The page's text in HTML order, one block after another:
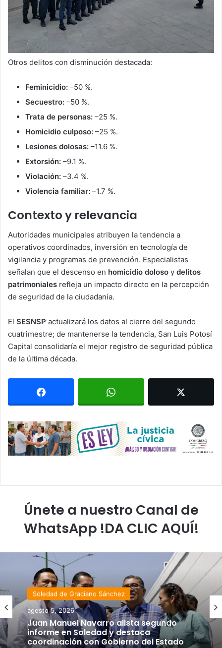
Otros delitos con disminución destacada:
Feminicidio: –50 %.
Secuestro: –50 %.
Trata de personas: –25 %.
Homicidio culposo: –25 %.
Lesiones dolosas: –11.6 %.
Extorsión: –9.1 %.
Violación: –3.4 %.
Violencia familiar: –1.7 %.
Contexto y relevancia
Autoridades municipales atribuyen la tendencia a
operativos coordinados, inversión en tecnología de
vigilancia y programas de prevención. Especialistas
señalan que el descenso en homicidio doloso y delitos
patrimoniales refleja un impacto directo en la percepción
de seguridad de la ciudadanía.
El SESNSP actualizará los datos al cierre del segundo
cuatrimestre; de mantenerse la tendencia, San Luis Potosí
Capital consolidaría el mejor registro de seguridad pública
de la última década.
Únete a nuestro Canal de
WhatsApp !DA CLIC AQUÍ!
Soledad de Graciano Sánchez
agosto 5, 2026
Juan Manuel Navarro alista segundo
informe en Soledad y destaca
coordinación con Gobierno del Estado